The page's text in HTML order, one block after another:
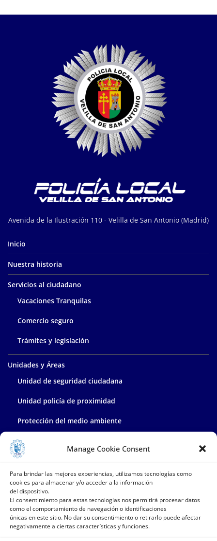
Manage Cookie Consent
Para brindar las mejores experiencias, utilizamos tecnologías como
cookies para almacenar y/o acceder a la información
del dispositivo.
El consentimiento para estas tecnologías nos permitirá procesar datos
como el comportamiento de navegación o identificaciones
únicas en este sitio. No dar su consentimiento o retirarlo puede afectar
negativamente a ciertas características y funciones.
Avenida de la Ilustración 110 - Velilla de San Antonio (Madrid)
Inicio
Nuestra historia
Servicios al ciudadano
Vacaciones Tranquilas
Comercio seguro
Trámites y legislación
Unidades y Áreas
Unidad de seguridad ciudadana
Unidad policía de proximidad
Protección del medio ambiente
Policía administrativa